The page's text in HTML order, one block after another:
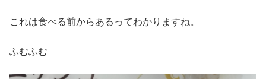
これは食べる前からあるってわかりますね。
ふむふむ